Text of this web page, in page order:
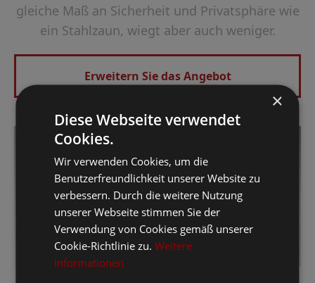
gleiche Maß an Sicherheit und Privatsphäre wie
ein Stahlzaun, wiegt aber auch weniger.
Erweitern Sie das Angebot
×
Diese Webseite verwendet
Cookies.
Wir verwenden Cookies, um die
Benutzerfreundlichkeit unserer Website zu
verbessern. Durch die weitere Nutzung
unserer Webseite stimmen Sie der
Verwendung von Cookies gemäß unserer
Cookie-Richtlinie zu.Weitere
Informationen